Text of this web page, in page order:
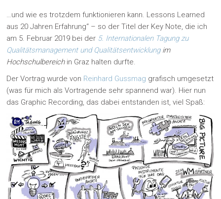
…und wie es trotzdem funktionieren kann. Lessons Learned
aus 20 Jahren Erfahrung“ – so der Titel der Key Note, die ich
am 5. Februar 2019 bei der 5. Internationalen Tagung zu
Qualitätsmanagement und Qualitätsentwicklungim
Hochschulbereichin Graz halten durfte.
Der Vortrag wurde von Reinhard Gussmag grafisch umgesetzt
(was für mich als Vortragende sehr spannend war). Hier nun
das Graphic Recording, das dabei entstanden ist, viel Spaß: